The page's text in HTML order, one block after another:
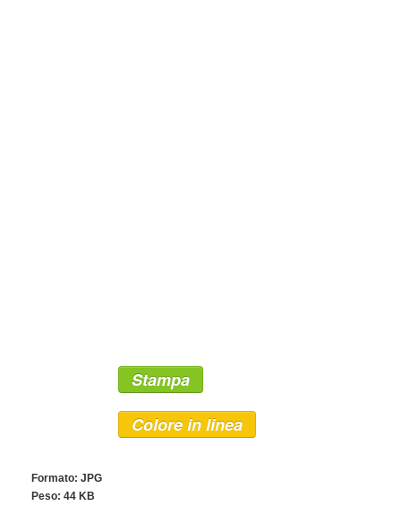
Stampa
Colore in linea
Formato: JPG
Peso: 44 KB